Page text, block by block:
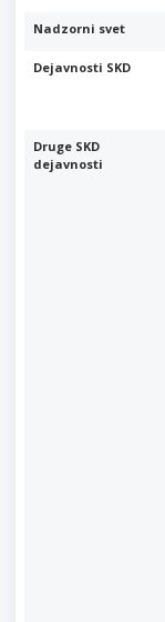
Nadzorni svet
Dejavnosti SKD
Druge SKD
dejavnosti